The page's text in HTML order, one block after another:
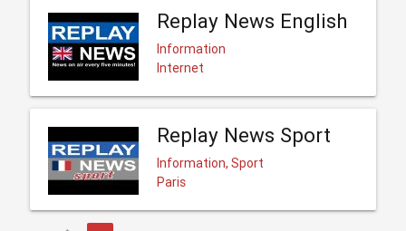
Replay News English
Information
Internet
Replay News Sport
Information, Sport
Paris